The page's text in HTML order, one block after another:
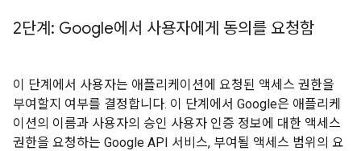
2단계: Google에서 사용자에게 동의를 요청함
이 단계에서 사용자는 애플리케이션에 요청된 액세스 권한을
부여할지 여부를 결정합니다. 이 단계에서 Google은 애플리케
이션의 이름과 사용자의 승인 사용자 인증 정보에 대한 액세스
권한을 요청하는 Google API 서비스, 부여될 액세스 범위의 요